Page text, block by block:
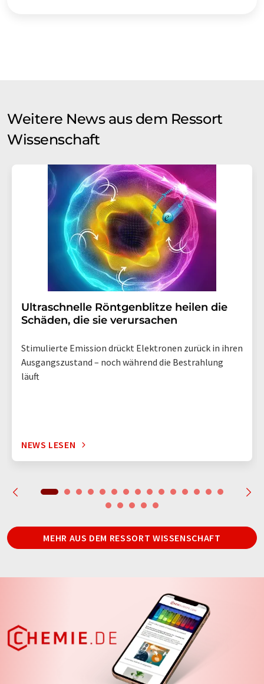
Weitere News aus dem Ressort
Wissenschaft
Ultraschnelle Röntgenblitze heilen die
Schäden, die sie verursachen
Stimulierte Emission drückt Elektronen zurück in ihren
Ausgangszustand – noch während die Bestrahlung
läuft
NEWS LESEN
MEHR AUS DEM RESSORT WISSENSCHAFT